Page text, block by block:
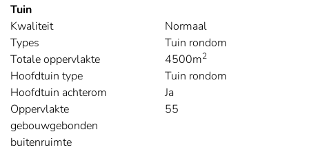
Tuin
Kwaliteit
Normaal
Types
Tuin rondom
Totale oppervlakte
4500m2
Hoofdtuin type
Tuin rondom
Hoofdtuin achterom
Ja
Oppervlakte
gebouwgebonden
buitenruimte
55